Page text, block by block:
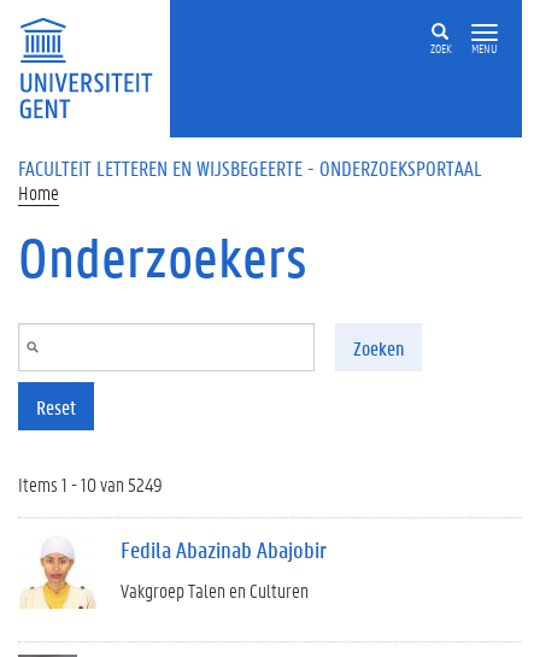
Overslaan en naar de inhoud gaan
ZOEK MENU
FACULTEIT LETTEREN EN WIJSBEGEERTE - ONDERZOEKSPORTAAL
Home
Onderzoekers
Zoeken
Reset
Items 1 - 10 van 5249
Fedila Abazinab Abajobir
Vakgroep Talen en Culturen